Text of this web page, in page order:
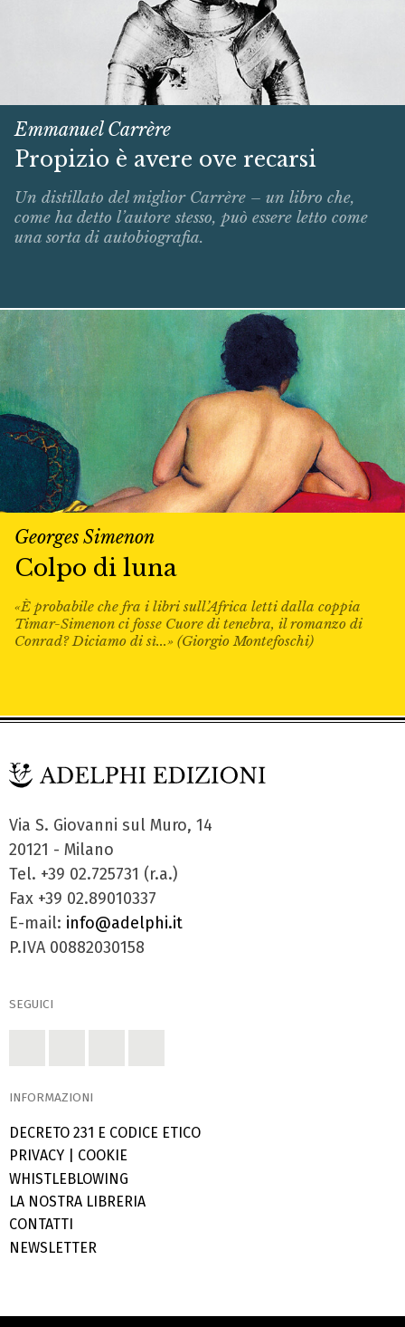
Emmanuel Carrère
Propizio è avere ove recarsi
Un distillato del miglior Carrère – un libro che,
come ha detto l’autore stesso, può essere letto come
una sorta di autobiografia.
Georges Simenon
Colpo di luna
«È probabile che fra i libri sull’Africa letti dalla coppia
Timar-Simenon ci fosse Cuore di tenebra, il romanzo di
Conrad? Diciamo di sì...» (Giorgio Montefoschi)
Via S. Giovanni sul Muro, 14
20121 - Milano
Tel. +39 02.725731 (r.a.)
Fax +39 02.89010337
E-mail: info@adelphi.it
P.IVA 00882030158
SEGUICI
INFORMAZIONI
DECRETO 231 E CODICE ETICO
PRIVACY
COOKIE
WHISTLEBLOWING
LA NOSTRA LIBRERIA
CONTATTI
NEWSLETTER